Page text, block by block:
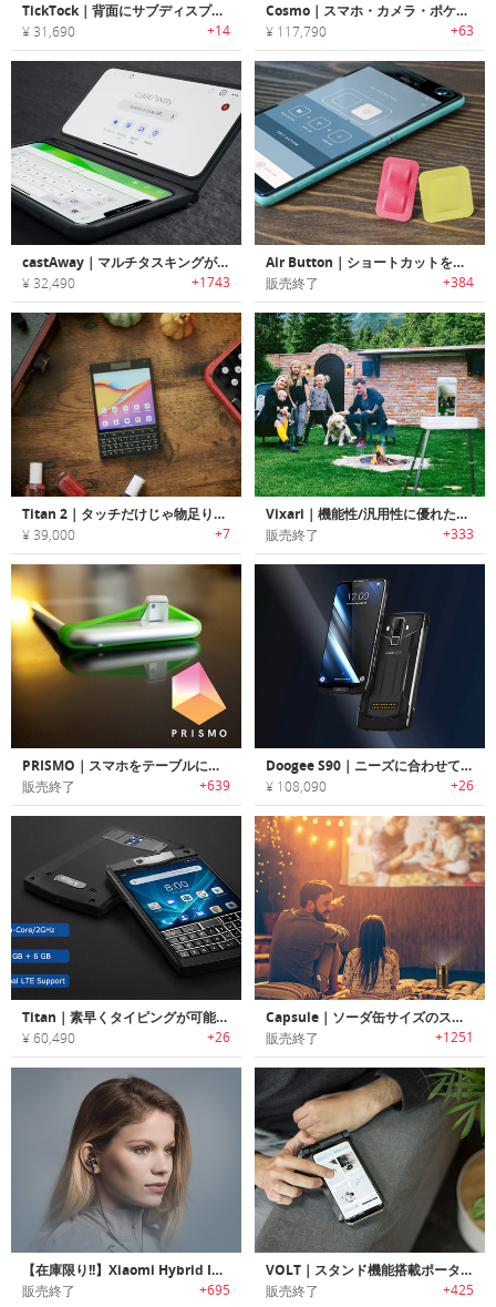
TickTock｜背面にサブディスプレイを搭載したタフユース5Gスマートフォン「ティックトック」
¥ 31,690 +14
Cosmo｜スマホ・カメラ・ポケットコンピューターが1台になったモバイルコミュニケーター「コズモ」
¥ 117,790 +63
castAway｜マルチタスキングが可能なセカンドモニター搭載スマホケース「キャストアウェイ」
¥ 32,490 +1743
Air Button｜ショートカットをカスタマイズできるNFCボタン「エアーボタン」
販売終了 +384
Titan 2｜タッチだけじゃ物足りないあなたへ。5G物理キーボードスマホ
¥ 39,000 +7
Vixari｜機能性/汎用性に優れたポータブルトライポッド「ヴィクサリー」
販売終了 +333
PRISMO｜スマホをテーブルに置いたまま撮影可能なカメラバンド「プリズモ」
販売終了 +639
Doogee S90｜ニーズに合わせてカスタマイズ可能なタフユーススマートホン「ドジーS90」
¥ 108,090 +26
Titan｜素早くタイピングが可能なタフ構造QWERTY キー搭載スマートフォン「タイタン」
¥ 60,490 +26
Capsule｜ソーダ缶サイズのスマートプロジェクター「カプセル」
販売終了 +1251
【在庫限り!!】Xiaomi Hybrid IEM｜デュアルドライバー搭載ハイブリッドステレオイヤホン「シャオミハイブリッド」
販売終了 +695
VOLT｜スタンド機能搭載ポータブルワイヤレスバッテリー「ボルト」
販売終了 +425